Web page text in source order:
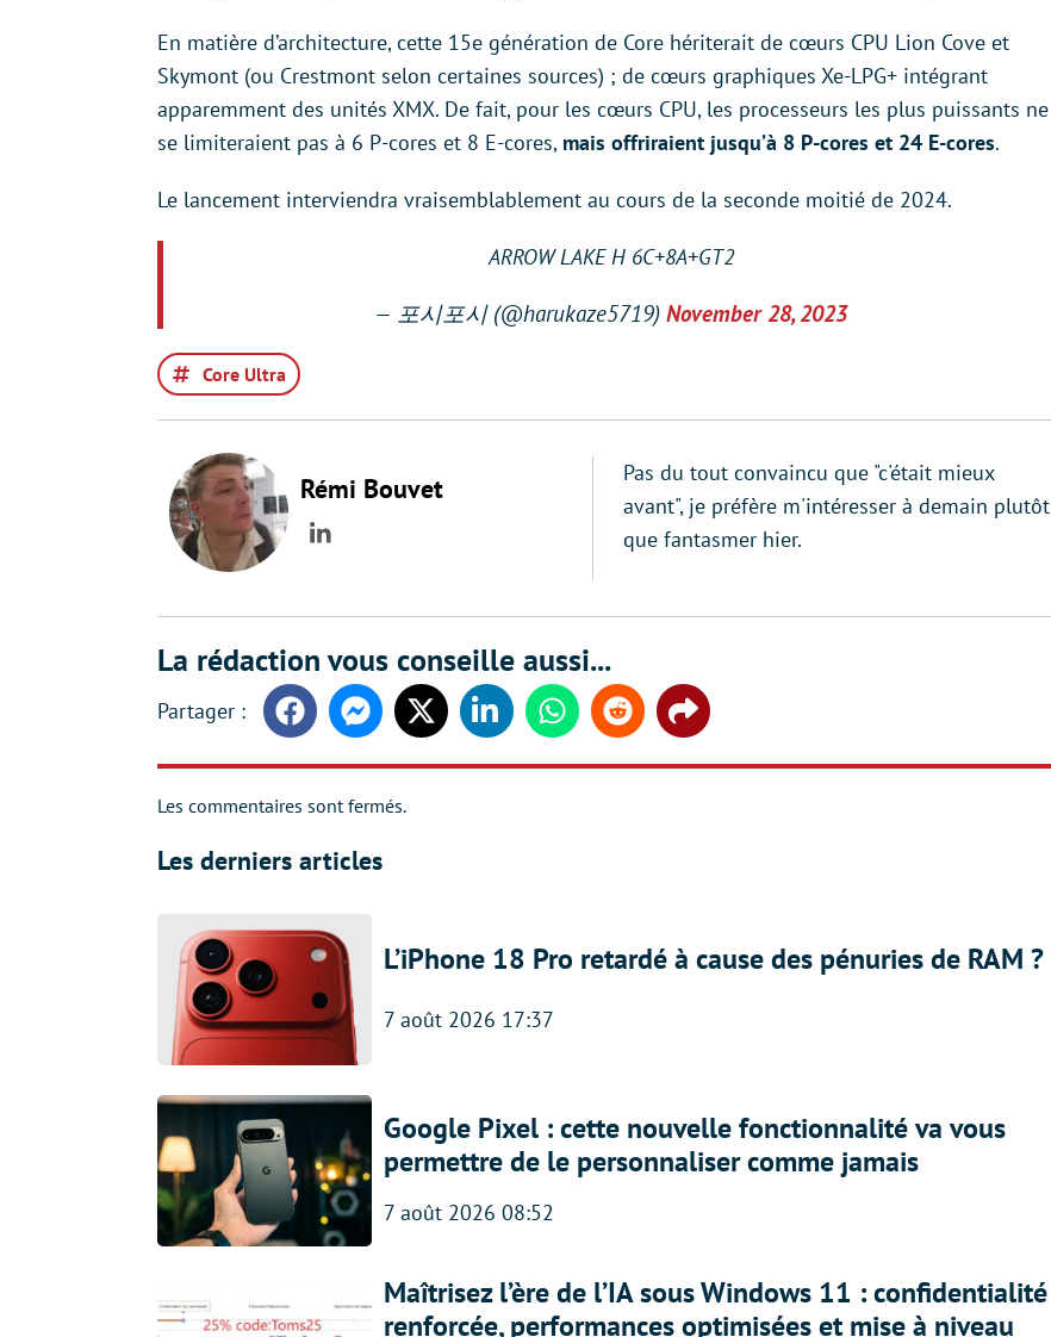
En matière d’architecture, cette 15e génération de Core hériterait de cœurs CPU Lion Cove et
Skymont (ou Crestmont selon certaines sources) ; de cœurs graphiques Xe-LPG+ intégrant
apparemment des unités XMX. De fait, pour les cœurs CPU, les processeurs les plus puissants ne
se limiteraient pas à 6 P-cores et 8 E-cores, mais offriraient jusqu’à 8 P-cores et 24 E-cores.
Le lancement interviendra vraisemblablement au cours de la seconde moitié de 2024.
ARROW LAKE H 6C+8A+GT2
— 포시포시 (@harukaze5719) November 28, 2023
Core Ultra
Rémi Bouvet
LinkedIn
Pas du tout convaincu que "c'était mieux
avant", je préfère m'intéresser à demain plutôt
que fantasmer hier.
La rédaction vous conseille aussi...
FacebookMessengerTwitter LinkedinWhatsappReddit Share
Les commentaires sont fermés.
Les derniers articles
L’iPhone 18 Pro retardé à cause des pénuries de RAM ?
7 août 2026 17:37
Google Pixel : cette nouvelle fonctionnalité va vous
permettre de le personnaliser comme jamais
7 août 2026 08:52
Maîtrisez l’ère de l’IA sous Windows 11 : confidentialité
renforcée, performances optimisées et mise à niveau